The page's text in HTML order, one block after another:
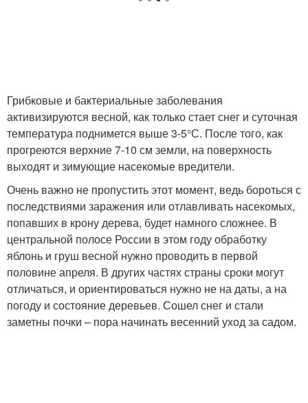
Грибковые и бактериальные заболевания
активизируются весной, как только стает снег и суточная
температура поднимется выше 3-5°С. После того, как
прогреются верхние 7-10 см земли, на поверхность
выходят и зимующие насекомые вредители.
Очень важно не пропустить этот момент, ведь бороться с
последствиями заражения или отлавливать насекомых,
попавших в крону дерева, будет намного сложнее. В
центральной полосе России в этом году обработку
яблонь и груш весной нужно проводить в первой
половине апреля. В других частях страны сроки могут
отличаться, и ориентироваться нужно не на даты, а на
погоду и состояние деревьев. Сошел снег и стали
заметны почки – пора начинать весенний уход за садом.